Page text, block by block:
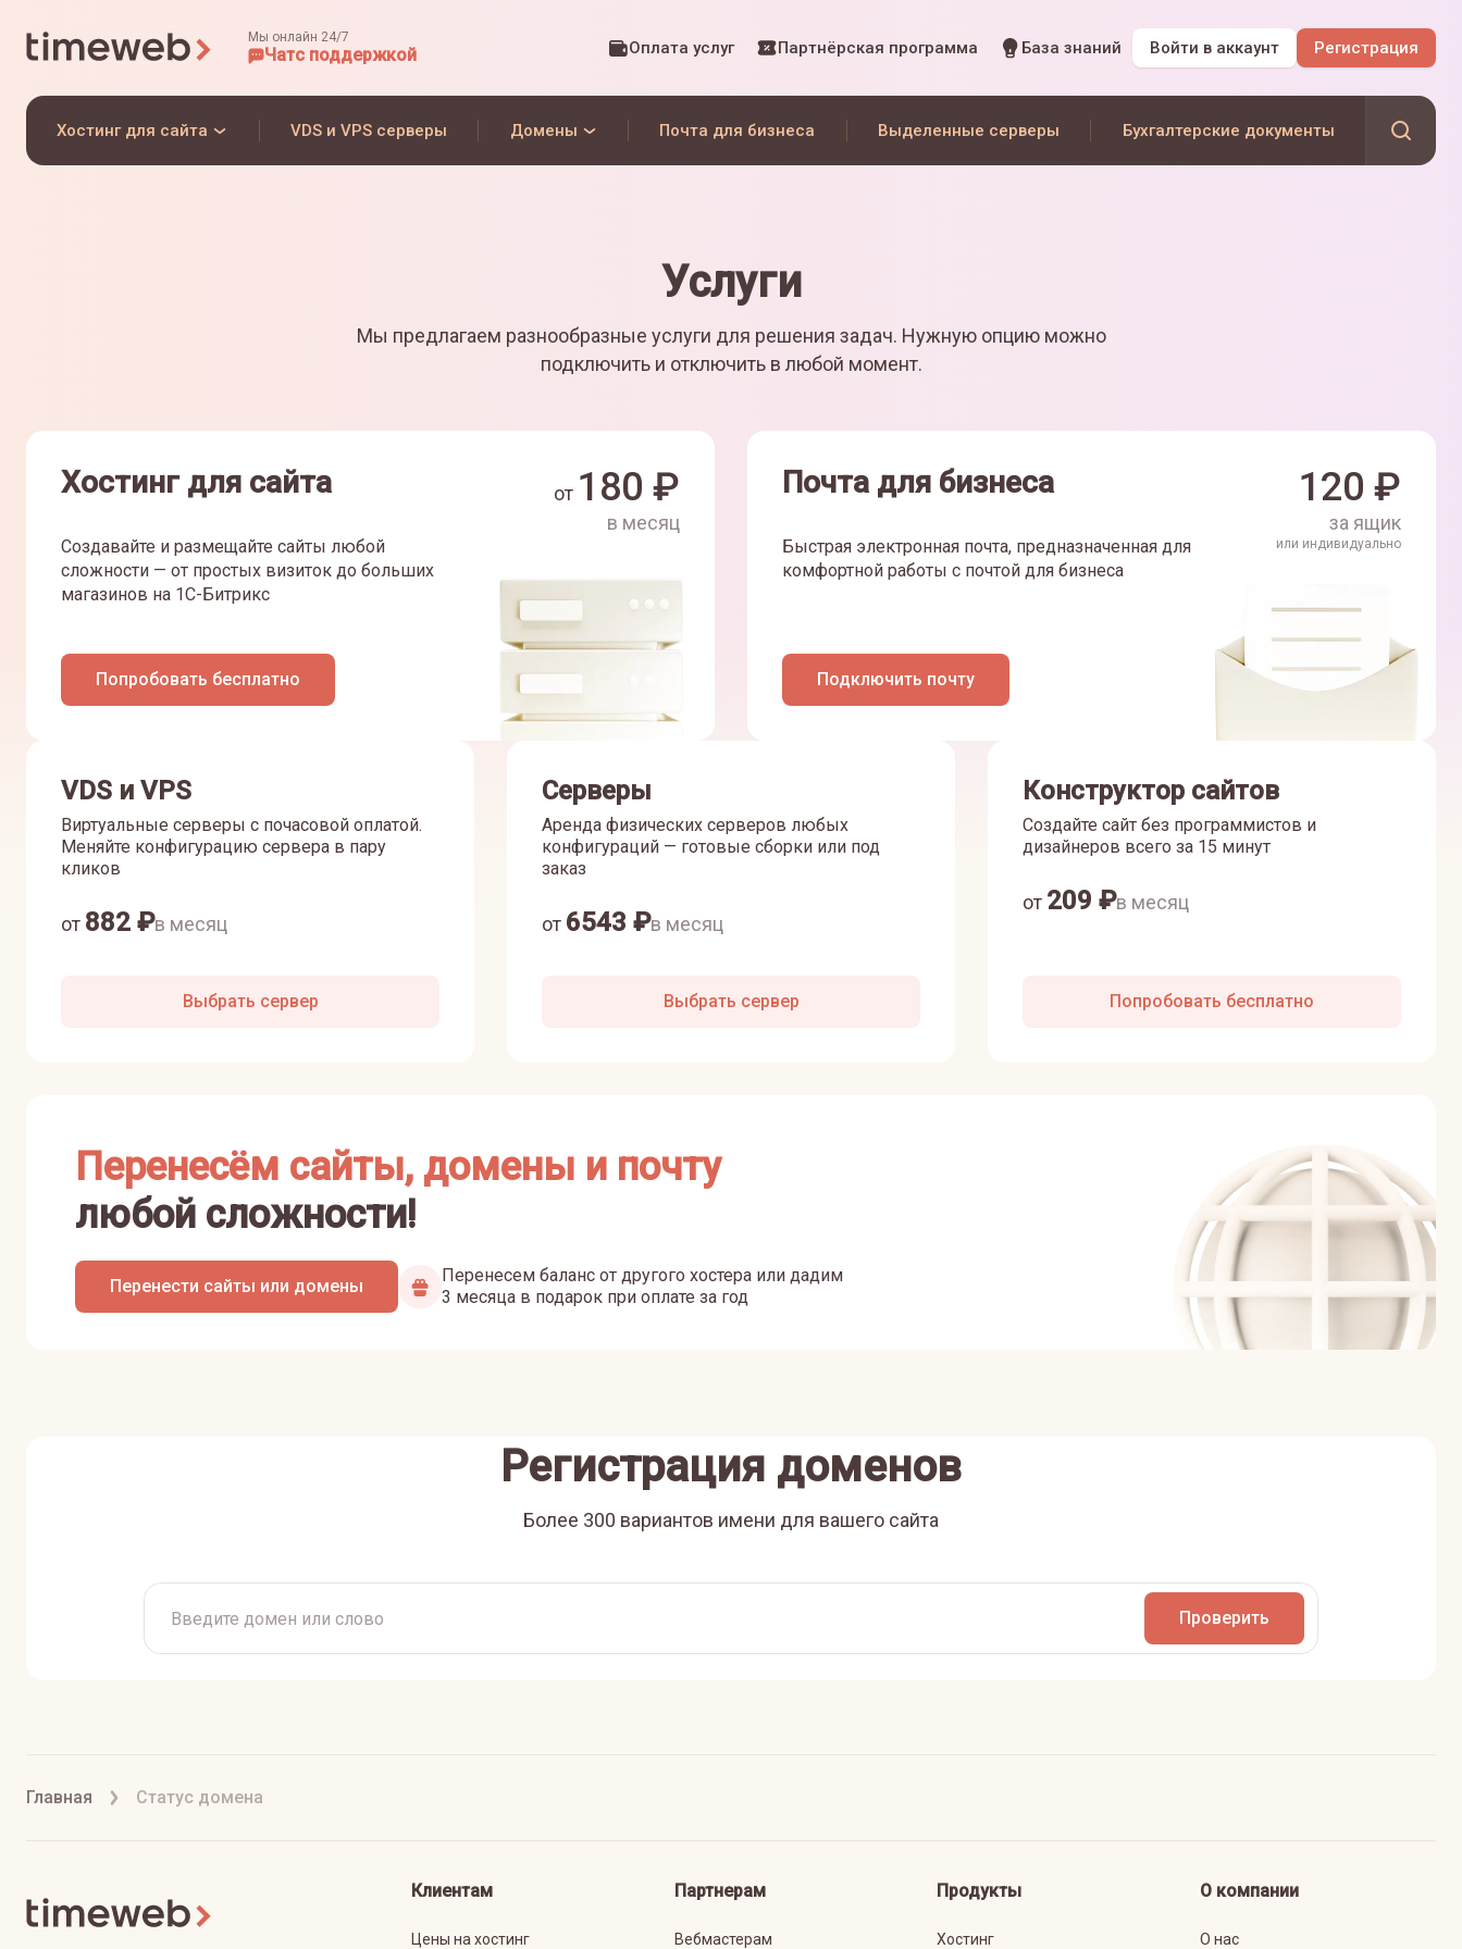
Мы онлайн 24/7
Чатс поддержкой Оплата услуг Партнёрская программа База знаний Войти в аккаунт Регистрация
Хостинг для сайта VDS и VPS серверы Домены Почта для бизнеса Выделенные серверы Бухгалтерские документы
Услуги
Мы предлагаем разнообразные услуги для решения задач. Нужную опцию можно
подключить и отключить в любой момент.
Хостинг для сайта
Создавайте и размещайте сайты любой
сложности — от простых визиток до больших
магазинов на 1С-Битрикс
Попробовать бесплатно
от 180 ₽
в месяц
Почта для бизнеса
Быстрая электронная почта, предназначенная для
комфортной работы с почтой для бизнеса
Подключить почту
120 ₽
за ящик
или индивидуально
VDS и VPS
Виртуальные серверы с почасовой оплатой.
Меняйте конфигурацию сервера в пару
кликов
от 882 ₽в месяц
Выбрать сервер
Серверы
Аренда физических серверов любых
конфигураций — готовые сборки или под
заказ
от 6543 ₽в месяц
Выбрать сервер
Конструктор сайтов
Создайте сайт без программистов и
дизайнеров всего за 15 минут
от 209 ₽в месяц
Попробовать бесплатно
Перенесём сайты, домены и почту
любой сложности!
Перенести сайты или домены
Перенесем баланс от другого хостера или дадим
3 месяца в подарок при оплате за год
Регистрация доменов
Более 300 вариантов имени для вашего сайта
Проверить
Главная Статус домена
Клиентам
Цены на хостинг
Партнерам
Вебмастерам
Продукты
Хостинг
О компании
О нас